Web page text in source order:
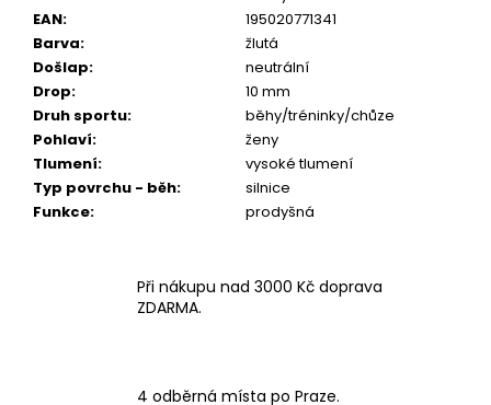
EAN:
195020771341
Barva:
žlutá
Došlap:
neutrální
Drop:
10 mm
Druh sportu:
běhy/tréninky/chůze
Pohlaví:
ženy
Tlumení:
vysoké tlumení
Typ povrchu - běh:
silnice
Funkce: prodyšná
Při nákupu nad 3000 Kč doprava
ZDARMA.
4 odběrná místa po Praze.